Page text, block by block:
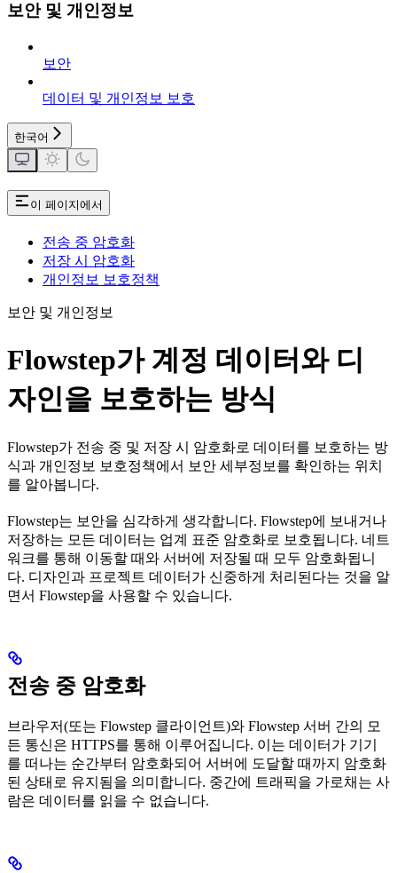
보안 및 개인정보
보안
데이터 및 개인정보 보호
한국어
이 페이지에서
전송 중 암호화
저장 시 암호화
개인정보 보호정책
보안 및 개인정보
Flowstep가 계정 데이터와 디
자인을 보호하는 방식
Flowstep가 전송 중 및 저장 시 암호화로 데이터를 보호하는 방
식과 개인정보 보호정책에서 보안 세부정보를 확인하는 위치
를 알아봅니다.
Flowstep는 보안을 심각하게 생각합니다. Flowstep에 보내거나
저장하는 모든 데이터는 업계 표준 암호화로 보호됩니다. 네트
워크를 통해 이동할 때와 서버에 저장될 때 모두 암호화됩니
다. 디자인과 프로젝트 데이터가 신중하게 처리된다는 것을 알
면서 Flowstep을 사용할 수 있습니다.
전송 중 암호화
브라우저(또는 Flowstep 클라이언트)와 Flowstep 서버 간의 모
든 통신은 HTTPS를 통해 이루어집니다. 이는 데이터가 기기
를 떠나는 순간부터 암호화되어 서버에 도달할 때까지 암호화
된 상태로 유지됨을 의미합니다. 중간에 트래픽을 가로채는 사
람은 데이터를 읽을 수 없습니다.